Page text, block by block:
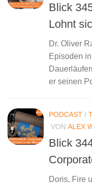
Blick
Lohnt
Dr. Oliver
Episoden
er seinen
PODCAST /
VON ALEX
Blick
Doris, Fire